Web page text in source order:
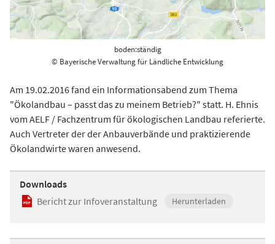
boden:ständig
© Bayerische Verwaltung für Ländliche Entwicklung
Am 19.02.2016 fand ein Informationsabend zum Thema
"Ökolandbau – passt das zu meinem Betrieb?" statt. H. Ehnis
vom AELF / Fachzentrum für ökologischen Landbau referierte.
Auch Vertreter der der Anbauverbände und praktizierende
Ökolandwirte waren anwesend.
Downloads
Bericht zur Infoveranstaltung
Herunterladen